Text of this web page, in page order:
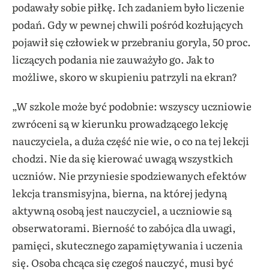
podawały sobie piłkę. Ich zadaniem było liczenie
podań. Gdy w pewnej chwili pośród kozłujących
pojawił się człowiek w przebraniu goryla, 50 proc.
liczących podania nie zauważyło go. Jak to
możliwe, skoro w skupieniu patrzyli na ekran?
„W szkole może być podobnie: wszyscy uczniowie
zwróceni są w kierunku prowadzącego lekcję
nauczyciela, a duża część nie wie, o co na tej lekcji
chodzi. Nie da się kierować uwagą wszystkich
uczniów. Nie przyniesie spodziewanych efektów
lekcja transmisyjna, bierna, na której jedyną
aktywną osobą jest nauczyciel, a uczniowie są
obserwatorami. Bierność to zabójca dla uwagi,
pamięci, skutecznego zapamiętywania i uczenia
się. Osoba chcąca się czegoś nauczyć, musi być